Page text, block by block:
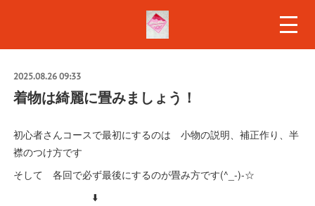
2025.08.26 09:33
着物は綺麗に畳みましょう！
初心者さんコースで最初にするのは 小物の説明、補正作り、半
襟のつけ方です
そして 各回で必ず最後にするのが畳み方です(^_-)-☆
⬇️